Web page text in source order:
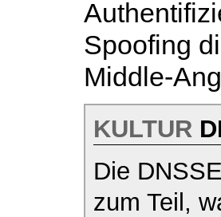
Spoofing
Middle-
KULTUR
Die
zum Teil,